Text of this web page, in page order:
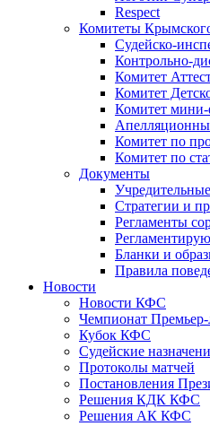
Respect
Комитеты
Судейско-
Контрольно-
Комитет
Комитет
Комитет мини-
Комитет по
Комитет по
Документы
Стратегии и
Регламенты
Бланки и
Правила
Новости
Новости КФС
Чемпионат
Кубок КФС
Судейские
Протоколы матчей
Постановления
Решения КДК КФС
Решения АК КФС